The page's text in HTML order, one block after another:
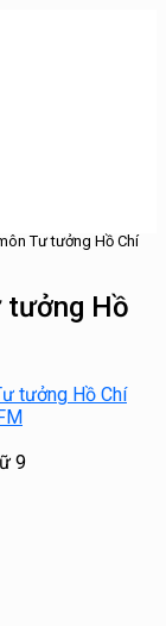
Tư tưởng Hồ Chí
tưởng Hồ
tưởng Hồ Chí
9